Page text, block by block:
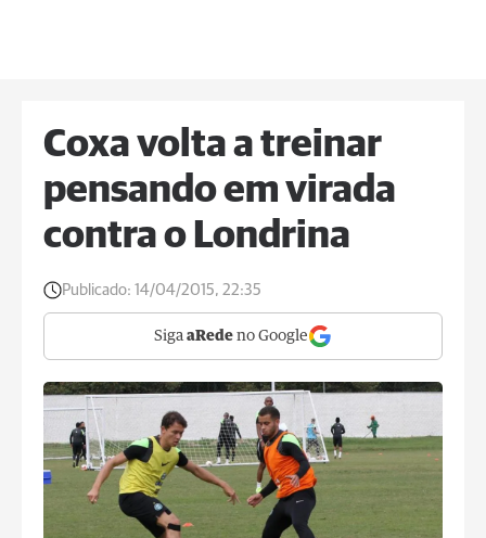
Coxa volta a treinar
pensando em virada
contra o Londrina
Publicado: 14/04/2015, 22:35
Siga aRede no Google